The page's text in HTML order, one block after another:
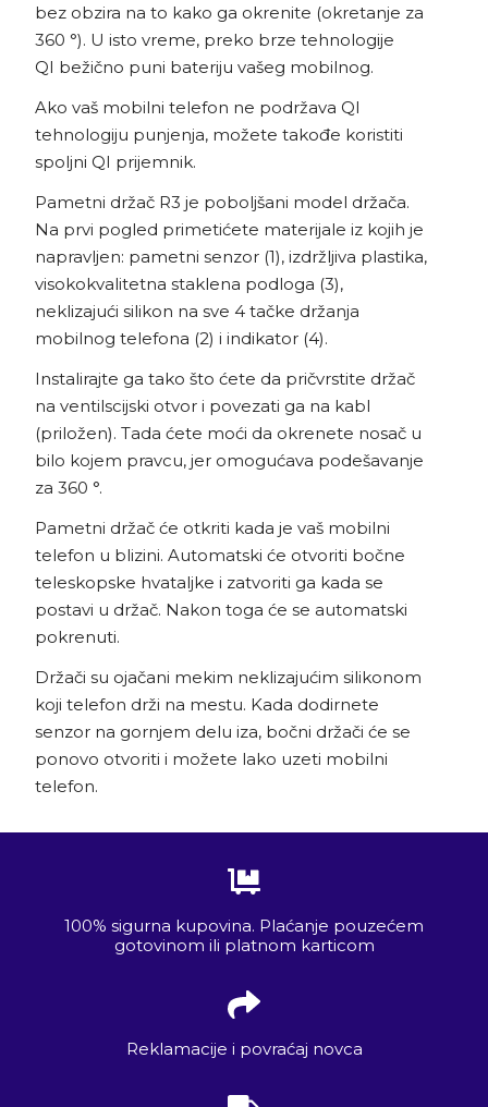
bez obzira na to kako ga okrenite (okretanje za
360 °). U isto vreme, preko brze tehnologije
QI bežično puni bateriju vašeg mobilnog.
Ako vaš mobilni telefon ne podržava QI
tehnologiju punjenja, možete takođe koristiti
spoljni QI prijemnik.
Pametni držač R3 je poboljšani model držača.
Na prvi pogled primetićete materijale iz kojih je
napravljen: pametni senzor (1), izdržljiva plastika,
visokokvalitetna staklena podloga (3),
neklizajući silikon na sve 4 tačke držanja
mobilnog telefona (2) i indikator (4).
Instalirajte ga tako što ćete da pričvrstite držač
na ventilscijski otvor i povezati ga na kabl
(priložen). Tada ćete moći da okrenete nosač u
bilo kojem pravcu, jer omogućava podešavanje
za 360 °.
Pametni držač će otkriti kada je vaš mobilni
telefon u blizini. Automatski će otvoriti bočne
teleskopske hvataljke i zatvoriti ga kada se
postavi u držač. Nakon toga će se automatski
pokrenuti.
Držači su ojačani mekim neklizajućim silikonom
koji telefon drži na mestu. Kada dodirnete
senzor na gornjem delu iza, bočni držači će se
ponovo otvoriti i možete lako uzeti mobilni
telefon.
100% sigurna kupovina. Plaćanje pouzećem
gotovinom ili platnom karticom
Reklamacije i povraćaj novca